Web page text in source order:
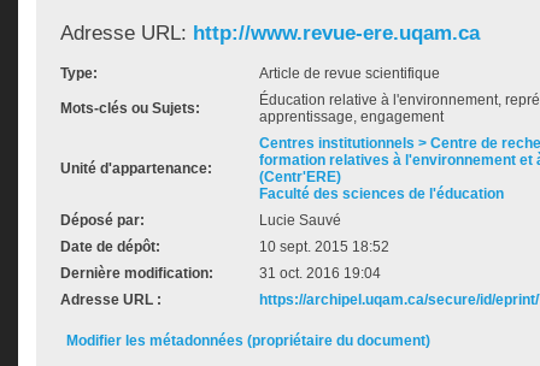
Adresse URL: http://www.revue-ere.uqam.ca
Type: Article de revue scientifique
Mots-clés ou Sujets:
Éducation relative à l'environnement,
apprentissage, engagement
Unité d'appartenance:
Centres institutionnels > Centre de
formation relatives à l'environnement et
(Centr'ERE)
Faculté des sciences de l'éducation
Déposé par:
Lucie Sauvé
Date de dépôt:
10 sept. 2015 18:52
Dernière modification:
31 oct. 2016 19:04
Adresse URL :
https://archipel.uqam.ca/secure/id/
Modifier les métadonnées (propriétaire du document)